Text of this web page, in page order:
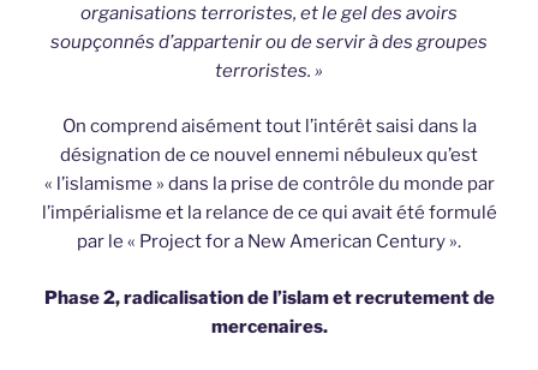
organisations terroristes, et le gel des avoirs
soupçonnés d’appartenir ou de servir à des groupes
terroristes. »
On comprend aisément tout l’intérêt saisi dans la
désignation de ce nouvel ennemi nébuleux qu’est
« l’islamisme » dans la prise de contrôle du monde par
l’impérialisme et la relance de ce qui avait été formulé
par le « Project for a New American Century ».
Phase 2, radicalisation de l’islam et recrutement de
mercenaires.